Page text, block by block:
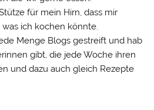
für mein Hirn, dass mir
ich kochen könnte.
Menge Blogs gestreift und hab
gibt, die jede Woche ihren
und dazu auch gleich Rezepte